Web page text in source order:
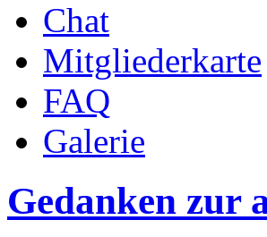
Chat
Mitgliederkarte
FAQ
Galerie
Gedanken zur